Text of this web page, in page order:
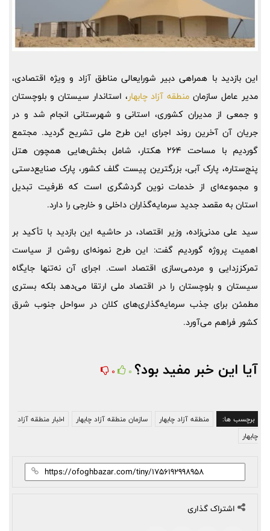
این بازدید با همراهی دبیر شورایعالی مناطق آزاد و ویژه اقتصادی،
مدیر عامل سازمان منطقه آزاد چابهار، استاندار سیستان و بلوچستان
و جمعی از مدیران کشوری، استانی و شهرستانی انجام شد و در
جریان آن آخرین روند اجرای این طرح ملی تشریح گردید. مجتمع
گوردیم با مساحت 264 هکتار، شامل بخش‌هایی همچون هتل
پنج‌ستاره، پارک آبی، بزرگترین پیست گلف کشور، پارک صنایع‌دستی
و مجموعه‌ای از خدمات نوین گردشگری است که ظرفیت تبدیل
استان به مقصد جدید سرمایه‌گذاران داخلی و خارجی را دارد.
سید علی مدنی‌زاده، وزیر اقتصاد، در حاشیه این بازدید با تأکید بر
اهمیت پروژه گوردیم گفت: این طرح نمونه‌ای روشن از سیاست
تمرکززدایی و مردمی‌سازی اقتصاد است. اجرای آن نه‌تنها جایگاه
سیستان و بلوچستان را در اقتصاد ملی ارتقا می‌دهد بلکه بستری
مطمئن برای جذب سرمایه‌گذاری‌های کلان در سواحل جنوب شرق
کشور فراهم می‌آورد.
آیا این خبر مفید بود؟ 0
0
برچسب ها: منطقه آزاد چابهار سازمان منطقه آزاد چابهار
اخبار منطقه آزاد
چابهار
اشتراک گذاری